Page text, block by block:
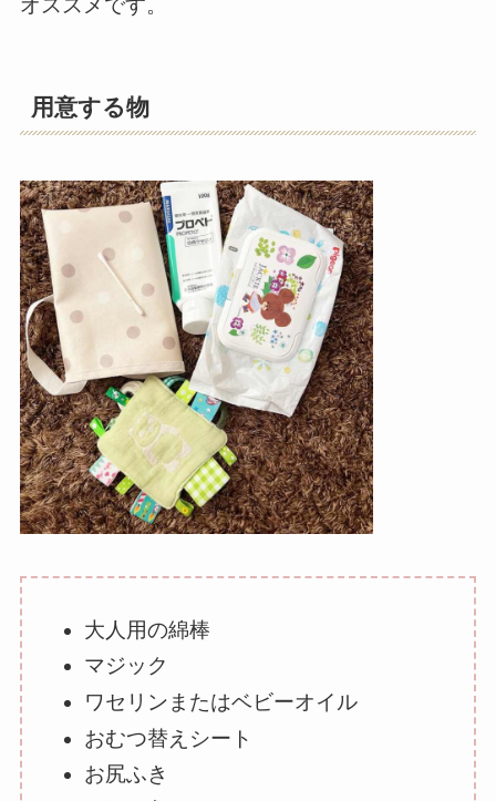
オススメです。
用意する物
大人用の綿棒
マジック
ワセリンまたはベビーオイル
おむつ替えシート
お尻ふき